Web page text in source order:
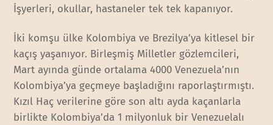
İşyerleri, okullar, hastaneler tek tek kapanıyor.
İki komşu ülke Kolombiya ve Brezilya’ya kitlesel bir
kaçış yaşanıyor. Birleşmiş Milletler gözlemcileri,
Mart ayında günde ortalama 4000 Venezuela’nın
Kolombiya’ya geçmeye başladığını raporlaştırmıştı.
Kızıl Haç verilerine göre son altı ayda kaçanlarla
birlikte Kolombiya’da 1 milyonluk bir Venezuelalı